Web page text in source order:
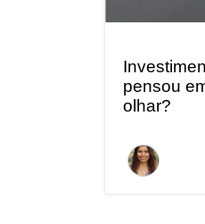
pensou
olhar?